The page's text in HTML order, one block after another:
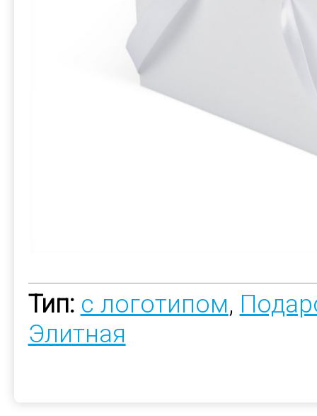
Тип: с логотипом,
Элитная